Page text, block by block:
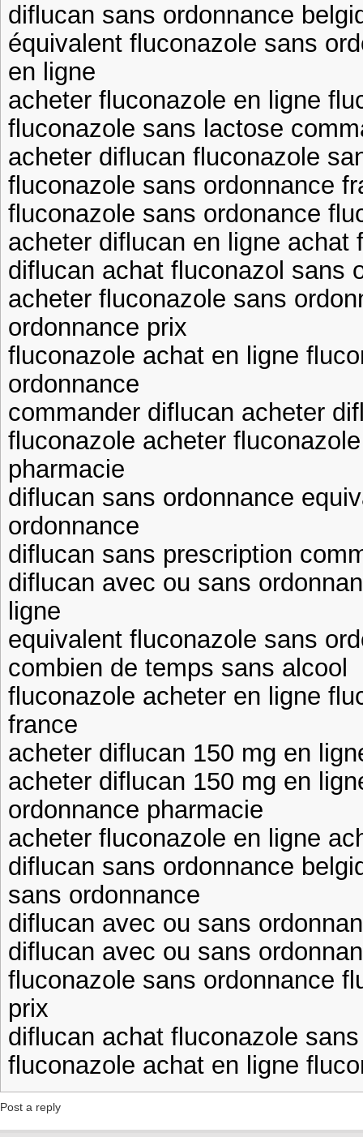
diflucan sans ordonnance
équivalent fluconazole sans
en ligne
acheter fluconazole en ligne
fluconazole sans lactose
acheter diflucan fluconazole
fluconazole sans ordonnance
fluconazole sans ordonance
acheter diflucan en ligne achat
diflucan achat fluconazol sans
acheter fluconazole sans
ordonnance prix
fluconazole achat en ligne
ordonnance
commander diflucan acheter
fluconazole acheter
pharmacie
diflucan sans ordonnance
ordonnance
diflucan sans prescription
diflucan avec ou sans
ligne
equivalent fluconazole sans
combien de temps sans alcool
fluconazole acheter en ligne
france
acheter diflucan 150 mg en
acheter diflucan 150 mg en
ordonnance pharmacie
acheter fluconazole en ligne
diflucan sans ordonnance
sans ordonnance
diflucan avec ou sans
diflucan avec ou sans
fluconazole sans ordonnance
prix
diflucan achat fluconazole
fluconazole achat en ligne
Post a reply